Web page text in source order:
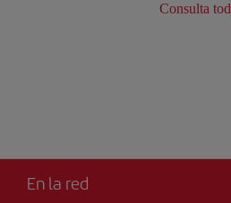
Consulta
En la red